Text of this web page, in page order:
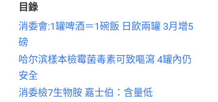
目錄
消委會:1罐啤酒＝1碗飯 日飲兩罐 3月增5
磅
哈尔滨樣本檢霉菌毒素可致嘔瀉 4罐內仍
安全
消委檢7生物胺 嘉士伯：含量低